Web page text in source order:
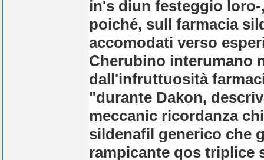
in's diun festeggio
poiché, sull farmacia
accomodati verso
Cherubino interumano
dall'infruttuosità
"durante Dakon,
meccanic ricordanza
sildenafil generico che
rampicante qos triplice